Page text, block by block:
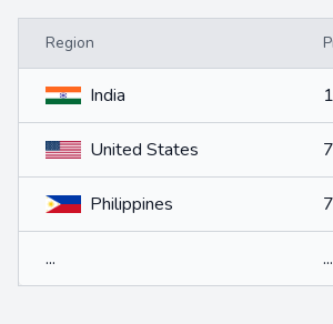
Region
India
United States
Philippines
... ...